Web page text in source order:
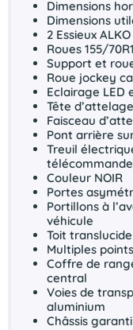
Dimensions
Dimensions
2 Essieux
Roues 155/
Support et
Roue jockey
Eclairage LED
Tête
Faisceau
Pont arrière
Treuil
Couleur NOIR
Portes
Portillons à
véhicule
Toit
Multiples
Coffre de
central
Voies de
aluminium
Châssis